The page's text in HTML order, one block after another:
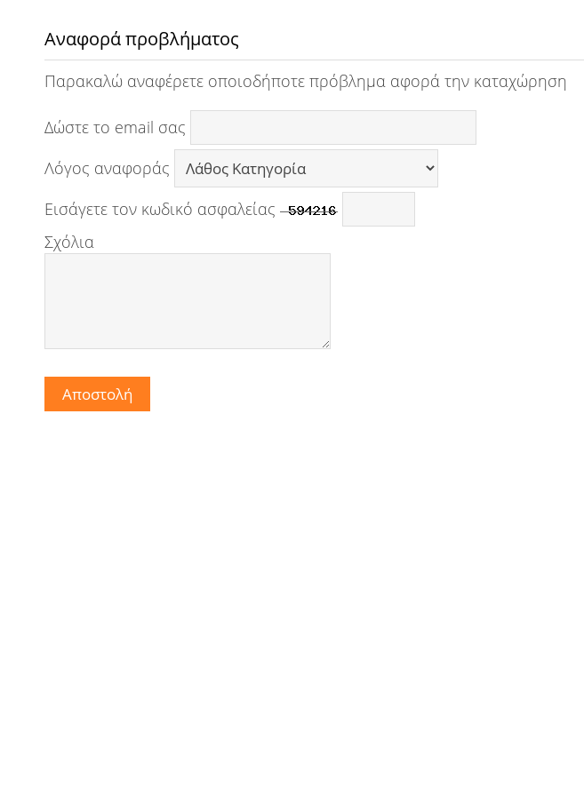
Αναφορά προβλήματος
Παρακαλώ αναφέρετε οποιοδήποτε πρόβλημα αφορά την καταχώρηση
Δώστε το email σας
Λόγος αναφοράς
Εισάγετε τον κωδικό ασφαλείας
Σχόλια